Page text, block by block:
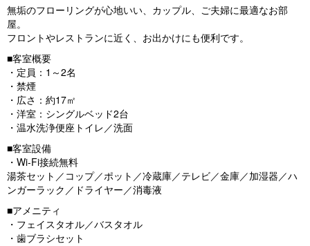
vi
o
u
s
xt
無垢のフローリングが心地いい、カップル、ご夫婦に最適なお部
屋。
フロントやレストランに近く、お出かけにも便利です。
■客室概要
・定員：1～2名
・禁煙
・広さ：約17㎡
・洋室：シングルベッド2台
・温水洗浄便座トイレ／洗面
■客室設備
・Wi-Fi接続無料
湯茶セット／コップ／ポット／冷蔵庫／テレビ／金庫／加湿器／ハ
ンガーラック／ドライヤー／消毒液
■アメニティ
・フェイスタオル／バスタオル
・歯ブラシセット